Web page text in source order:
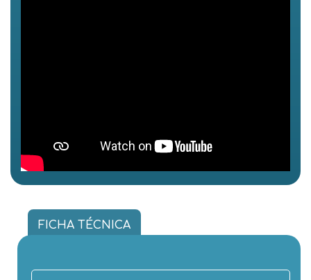
FICHA TÉCNICA